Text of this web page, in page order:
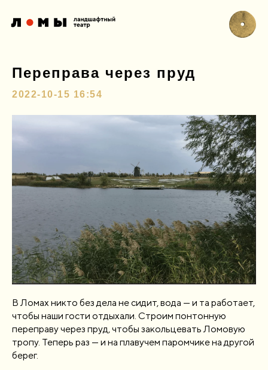
Переправа через пруд
2022-10-15 16:54
В Ломах никто без дела не сидит, вода — и та работает,
чтобы наши гости отдыхали. Строим понтонную
переправу через пруд, чтобы закольцевать Ломовую
тропу. Теперь раз — и на плавучем паромчике на другой
берег.